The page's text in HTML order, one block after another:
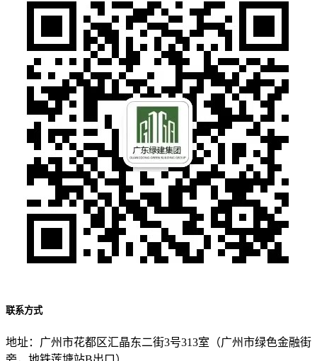
联系方式
地址：广州市花都区汇晶东二街3号313室（广州市绿色金融街